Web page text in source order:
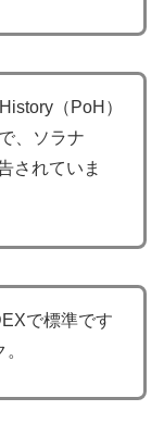
（PoH）
、ソラナ
されていま
で標準です